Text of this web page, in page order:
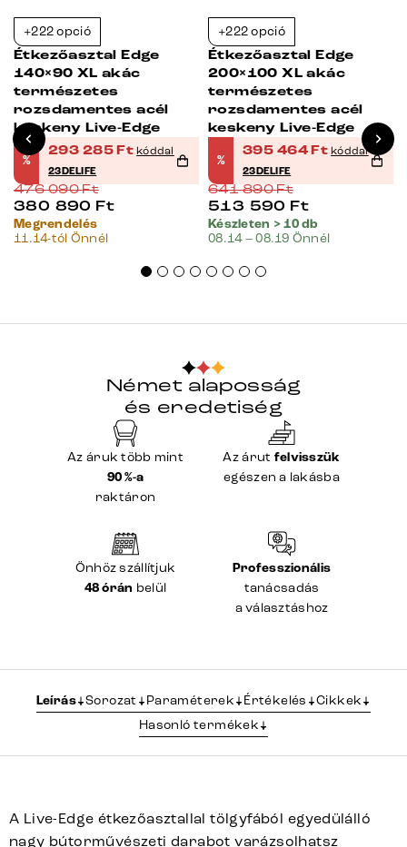
+222 opció
Étkezőasztal Edge
140×90 XL akác
természetes
rozsdamentes acél
keskeny Live-Edge
%
293 285Ft kóddal
23DELIFE
476 090Ft
380 890 Ft
Megrendelés
11.14-tól Önnél
+222 opció
Étkezőasztal Edge
200×100 XL akác
természetes
rozsdamentes acél
keskeny Live-Edge
%
395 464Ft kóddal
23DELIFE
641 890Ft
513 590 Ft
Készleten > 10 db
08.14 – 08.19 Önnél
Német alaposság
és eredetiség
Az áruk több mint
90 %-a
raktáron
Az árut felvisszük
egészen a lakásba
Önhöz szállítjuk
48 órán belül
Professzionális
tanácsadás
a választáshoz
Leírás Sorozat Paraméterek Értékelés
Cikkek
Hasonló termékek
A Live-Edge étkezőasztallal tölgyfából egyedülálló
nagy bútorművészeti darabot varázsolhatsz